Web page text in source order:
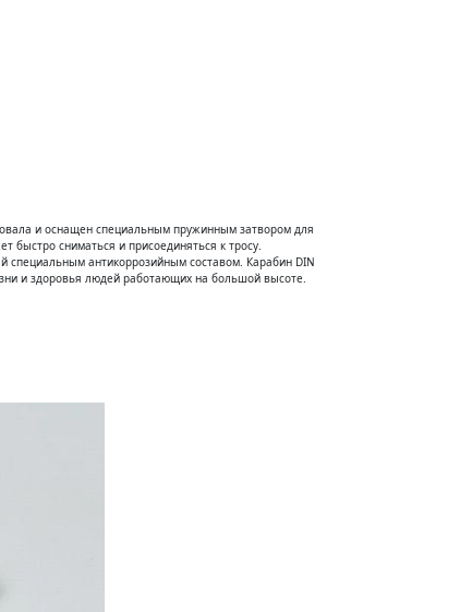
и оснащен специальным пружинным затвором для
быстро сниматься и присоединяться к тросу.
специальным антикоррозийным составом. Карабин DIN
и здоровья людей работающих на большой высоте.